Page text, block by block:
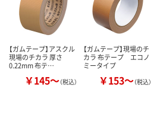
【ガムテープ】アスクル
現場のチカラ 厚さ
0.22mm 布テ…
￥145～（税込）
【ガムテープ】現場のチ
カラ 布テープ エコノ
ミータイプ
￥153～（税込）